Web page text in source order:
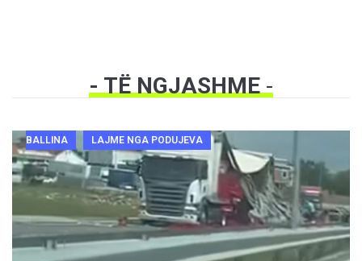
- TË NGJASHME-
BALLINA LAJME NGA PODUJEVA